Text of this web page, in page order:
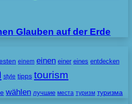
Glauben auf der Erde
einem einen einer eines entdecken
style tipps tourism
wählen лучшие места туризм туризма